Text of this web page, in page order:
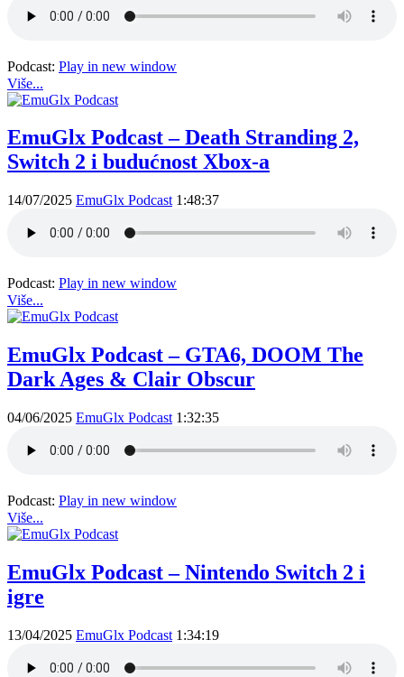
Podcast: Play in new window
Više...
EmuGlx Podcast – Death Stranding 2,
Switch 2 i budućnost Xbox-a
14/07/2025 EmuGlx Podcast 1:48:37
Podcast: Play in new window
Više...
EmuGlx Podcast – GTA6, DOOM The
Dark Ages & Clair Obscur
04/06/2025 EmuGlx Podcast 1:32:35
Podcast: Play in new window
Više...
EmuGlx Podcast – Nintendo Switch 2 i
igre
13/04/2025 EmuGlx Podcast 1:34:19